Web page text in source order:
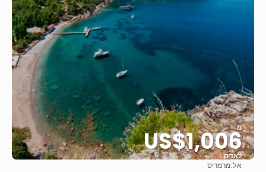
מ
US$1,006
לאדם
אל:מרמריס